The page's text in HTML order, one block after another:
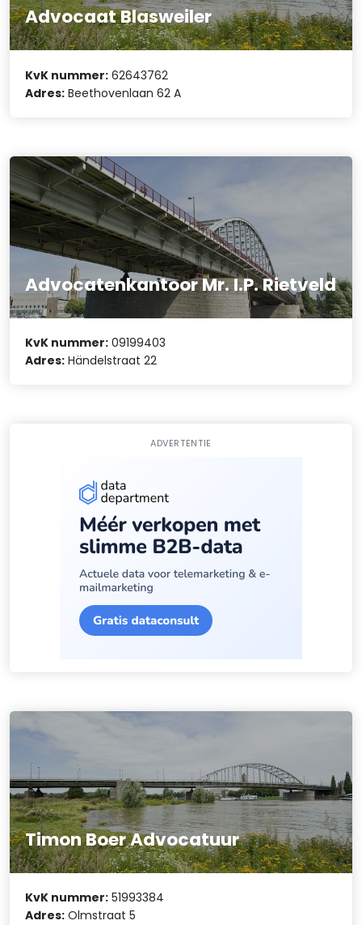
Advocaat Blasweiler
KvK nummer: 62643762
Adres: Beethovenlaan 62 A
Advocatenkantoor Mr. I.P. Rietveld
KvK nummer: 09199403
Adres: Händelstraat 22
ADVERTENTIE
Timon Boer Advocatuur
KvK nummer: 51993384
Adres: Olmstraat 5